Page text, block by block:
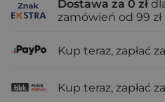
Dostawa za 0 zł
zamówień od 99 zł
Kup teraz, zapłać za
Kup teraz, zapłać za